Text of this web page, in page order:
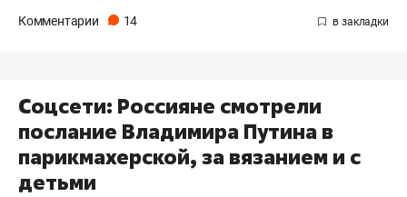
Комментарии 14
Соцсети: Россияне смотрели
послание Владимира Путина в
парикмахерской, за вязанием и с
детьми